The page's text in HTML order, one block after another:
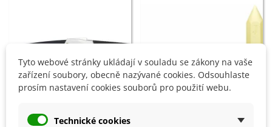
Tyto webové stránky ukládají v souladu se zákony na vaše
zařízení soubory, obecně nazývané cookies. Odsouhlaste
prosím nastavení cookies souborů pro použití webu.
Technické cookies